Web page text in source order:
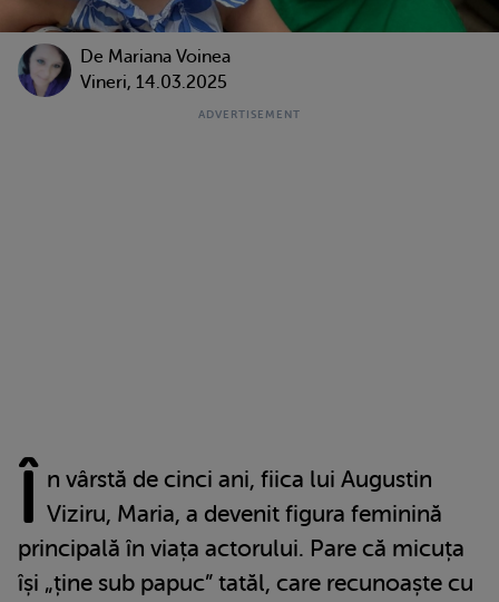
De Mariana Voinea
Vineri, 14.03.2025
Î n vârstă de cinci ani, fiica lui Augustin
Viziru, Maria, a devenit figura feminină
principală în viața actorului. Pare că micuța
își „ține sub papuc” tatăl, care recunoaște cu